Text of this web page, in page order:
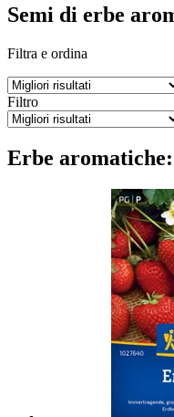
Semi di erbe
Filtra e ordina
Filtro
Erbe